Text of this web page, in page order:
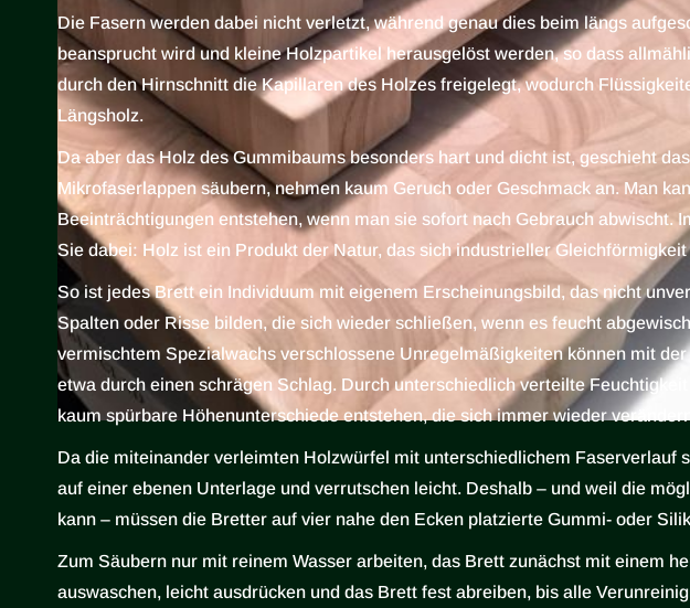
Die Fasern werden dabei nicht verletzt, während genau dies beim längs
beansprucht wird und kleine Holzpartikel herausgelöst werden, so dass
durch den Hirnschnitt die Kapillaren des Holzes freigelegt, wodurch
Längsholz.
Da aber das Holz des Gummibaums besonders hart und dicht ist, geschieht
Mikrofaserlappen säubern, nehmen kaum Geruch oder Geschmack an. Man
Beeinträchtigungen entstehen, wenn man sie sofort nach Gebrauch
Sie dabei: Holz ist ein Produkt der Natur, das sich industrieller
So ist jedes Brett ein Individuum mit eigenem Erscheinungsbild, das nicht
Spalten oder Risse bilden, die sich wieder schließen, wenn es feucht
vermischtem Spezialwachs verschlossene Unregelmäßigkeiten können mit
etwa durch einen schrägen Schlag. Durch unterschiedlich verteilte
kaum spürbare Höhenunterschiede entstehen, die sich immer wieder
Da die miteinander verleimten Holzwürfel mit unterschiedlichem Faserverlauf
auf einer ebenen Unterlage und verrutschen leicht. Deshalb – und weil die
kann – müssen die Bretter auf vier nahe den Ecken platzierte Gummi- oder
Zum Säubern nur mit reinem Wasser arbeiten, das Brett zunächst mit einem
auswaschen, leicht ausdrücken und das Brett fest abreiben, bis alle